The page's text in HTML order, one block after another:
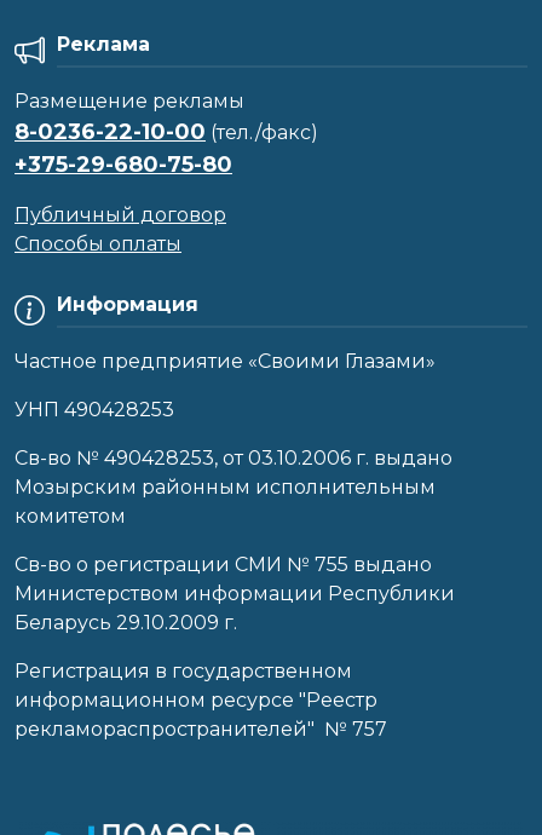
Информация
Частное предприятие «Своими Глазами»
УНП 490428253
Cв-во № 490428253, от 03.10.2006 г. выдано
Мозырским районным исполнительным
комитетом
Св-во о регистрации СМИ № 755 выдано
Министерством информации Республики
Беларусь 29.10.2009 г.
Регистрация в государственном
информационном ресурсе "Реестр
рекламораспространителей" № 757
Реклама
Размещение рекламы
8-0236-22-10-00 (тел./факс)
+375-29-680-75-80
Публичный договор
Способы оплаты